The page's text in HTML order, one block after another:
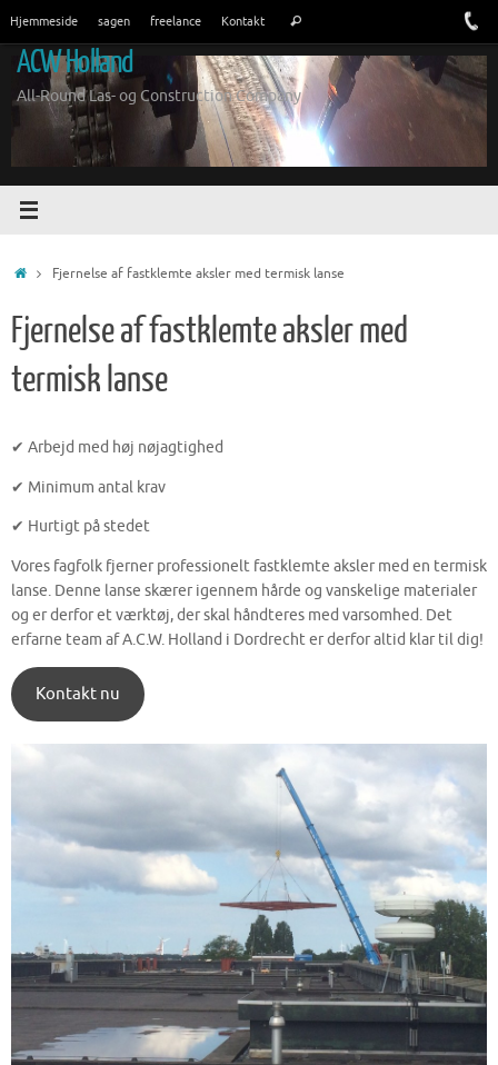
indhold
Hjemmeside sagen freelance Kontakt Søg
ACW Holland
All-Round Las- og Construction Company
HjemFjernelse af fastklemte aksler med termisk lanse
Fjernelse af fastklemte aksler med
termisk lanse
✔ Arbejd med høj nøjagtighed
✔ Minimum antal krav
✔ Hurtigt på stedet
Vores fagfolk fjerner professionelt fastklemte aksler med en termisk
lanse. Denne lanse skærer igennem hårde og vanskelige materialer
og er derfor et værktøj, der skal håndteres med varsomhed. Det
erfarne team af A.C.W. Holland i Dordrecht er derfor altid klar til dig!
Kontakt nu